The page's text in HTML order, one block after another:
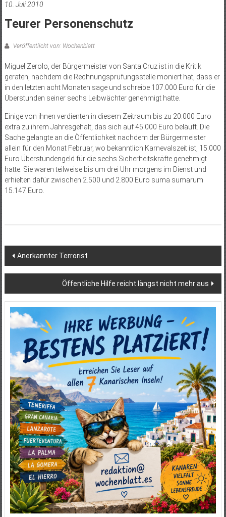
10. Juli 2010
Teurer Personenschutz
Veröffentlicht von: Wochenblatt
Miguel Zerolo, der Bürgermeister von Santa Cruz ist in die Kritik
geraten, nachdem die Rechnungsprüfungsstelle moniert hat, dass er
in den letzten acht Monaten sage und schreibe 107.000 Euro für die
Überstunden seiner sechs Leibwächter genehmigt hatte.
Einige von ihnen verdienten in diesem Zeitraum bis zu 20.000 Euro
extra zu ihrem Jahresgehalt, das sich auf 45.000 Euro beläuft. Die
Sache gelangte an die Öffentlichkeit nachdem der Bürgermeister
allein für den Monat Februar, wo bekanntlich Karnevalszeit ist, 15.000
Euro Überstundengeld für die sechs Sicherheitskräfte genehmigt
hatte. Sie waren teilweise bis um drei Uhr morgens im Dienst und
erhielten dafür zwischen 2.500 und 2.800 Euro suma sumarum
15.147 Euro.
Beitragsnavigation
Anerkannter Terrorist
Öffentliche Hilfe reicht längst nicht mehr aus